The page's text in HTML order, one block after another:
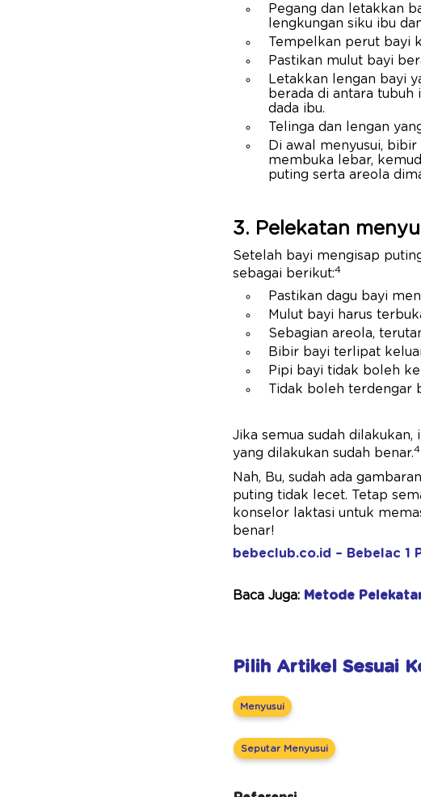
Pegang dan letakkan
lengkungan siku ibu
Tempelkan perut bayi
Pastikan mulut bayi
Letakkan lengan bayi
berada di antara tubuh
dada ibu.
Telinga dan lengan
Di awal menyusui,
membuka lebar,
puting serta areola
3. Pelekatan
Setelah bayi mengisap
sebagai berikut:4
Pastikan dagu bayi
Mulut bayi harus
Sebagian areola,
Bibir bayi terlipat
Pipi bayi tidak boleh
Tidak boleh terdengar
Jika semua sudah
yang dilakukan sudah benar.4
Nah, Bu, sudah ada
puting tidak lecet. Tetap
konselor laktasi untuk
benar!
bebeclub.co.id – Bebelac 1
Baca Juga: Metode
Pilih Artikel Sesuai
Menyusui
Seputar Menyusui